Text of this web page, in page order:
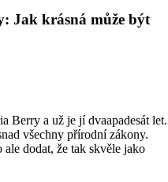
Jak krásná může být
Berry a už je jí dvaapadesát let.
všechny přírodní zákony.
dodat, že tak skvěle jako